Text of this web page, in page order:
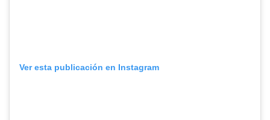
Ver esta publicación en Instagram